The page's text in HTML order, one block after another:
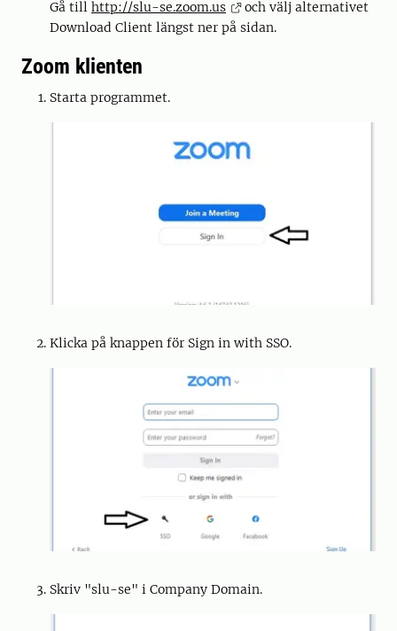
Gå till http://slu-se.zoom.us
och välj alternativet
Download Client längst ner på sidan.
Zoom klienten
Starta programmet.
Klicka på knappen för Sign in with SSO.
Skriv "slu-se" i Company Domain.